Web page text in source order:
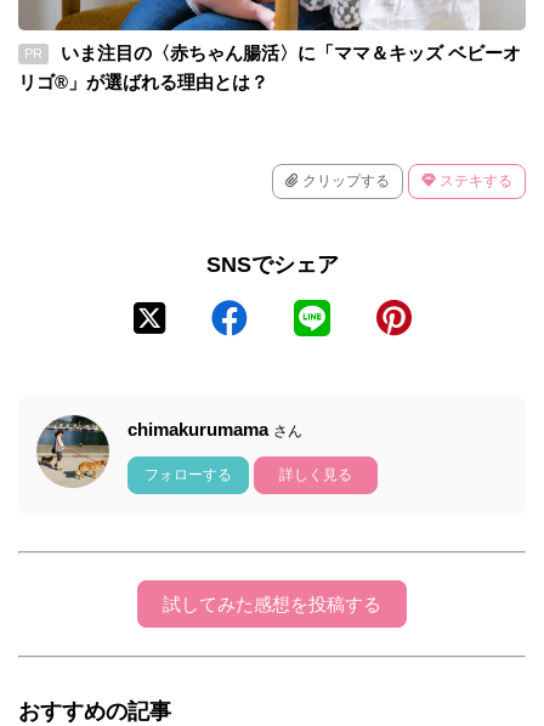
PR
いま注目の〈赤ちゃん腸活〉に「ママ＆キッズ ベビーオ
リゴ®」が選ばれる理由とは？
クリップする ステキする
SNSでシェア
chimakurumama さん
フォローする 詳しく見る
試してみた感想を投稿する
おすすめの記事